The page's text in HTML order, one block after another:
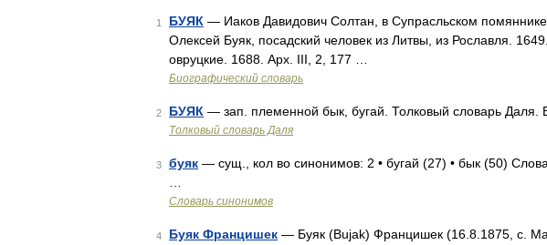
1 БУЯК — Иаков Давидович Солтан, в Супрасльском
Олексей Буяк, посадский человек из Литвы, из Рославля.
овруцкие. 1688. Арх. III, 2, 177 …
Биографический словарь
2 БУЯК — зап. племенной бык, бугай. Толковый словарь Даля.
Толковый словарь Даля
3 буяк — сущ., кол во синонимов: 2 • бугай (27) • бык (50)
Словарь синонимов
4 Буяк Францишек — Буяк (Bujak) Францишек (16.8.1875, с.